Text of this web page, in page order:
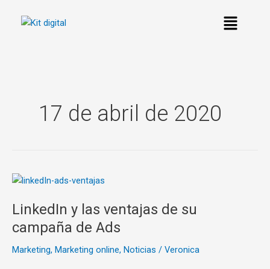
17 de abril de 2020
LinkedIn y las ventajas de su
campaña de Ads
Marketing, Marketing online, Noticias / Veronica
LinkedIn
las
ventajas
su